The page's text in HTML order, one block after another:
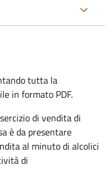
tutta la
in formato PDF.
di vendita di
è da presentare
al minuto di alcolici
di